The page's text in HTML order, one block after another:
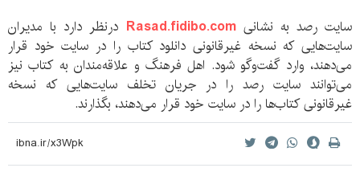
سایت رصد به نشانیRasad.fidibo.com درنظر دارد با مدیران
سایت‌هایی که نسخه غیرقانونی دانلود کتاب را در سایت خود قرار
می‌دهند، وارد گفت‌وگو شود. اهل فرهنگ و علاقه‌مندان به کتاب نیز
می‌توانند سایت رصد را در جریان تخلف سایت‌هایی که نسخه
غیرقانونی کتاب‌ها را در سایت خود قرار می‌دهند، بگذارند.